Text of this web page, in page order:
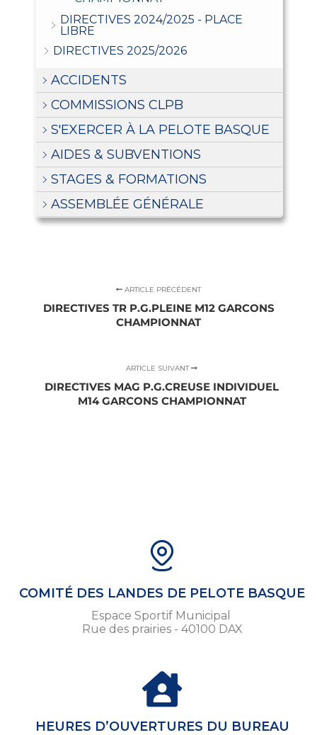
DIRECTIVES 2024/2025 - PLACE
LIBRE
DIRECTIVES 2025/2026
ACCIDENTS
COMMISSIONS CLPB
S'EXERCER À LA PELOTE BASQUE
AIDES & SUBVENTIONS
STAGES & FORMATIONS
ASSEMBLÉE GÉNÉRALE
ARTICLE PRÉCÉDENT
DIRECTIVES TR P.G.PLEINE M12 GARCONS
CHAMPIONNAT
ARTICLE SUIVANT
DIRECTIVES MAG P.G.CREUSE INDIVIDUEL
M14 GARCONS CHAMPIONNAT
COMITÉ DES LANDES DE PELOTE BASQUE
Espace Sportif Municipal
Rue des prairies - 40100 DAX
HEURES D’OUVERTURES DU BUREAU